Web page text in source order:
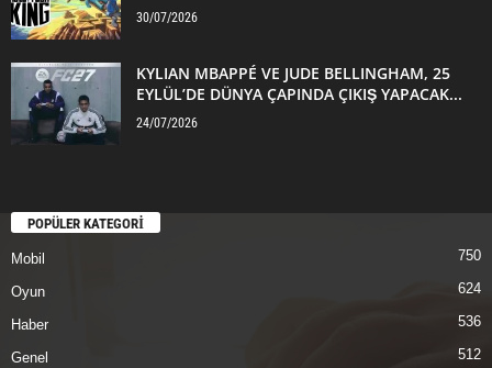
30/07/2026
KYLIAN MBAPPÉ VE JUDE BELLINGHAM, 25
EYLÜL’DE DÜNYA ÇAPINDA ÇIKIŞ YAPACAK...
24/07/2026
POPÜLER KATEGORİ
Mobil 750
Oyun 624
Haber 536
Genel 512